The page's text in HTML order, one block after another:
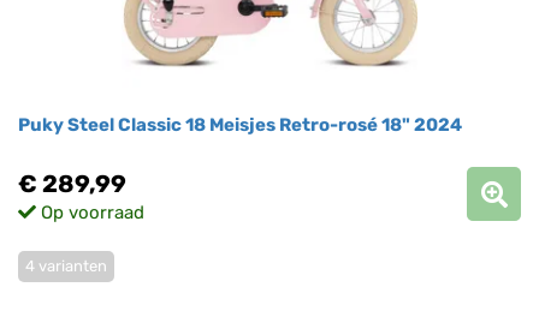
Puky Steel Classic 18 Meisjes Retro-rosé 18" 2024
€ 289,99
Op voorraad
4 varianten